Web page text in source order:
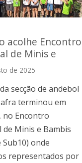
acolhe Encontro
de Minis e
de 2025
secção de andebol
terminou em
no Encontro
de Minis e Bambis
Sub10) onde
representados por